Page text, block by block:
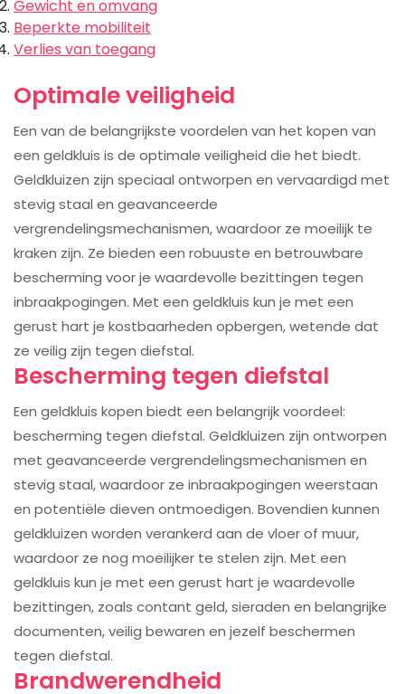
Gewicht en omvang
Beperkte mobiliteit
Verlies van toegang
Optimale veiligheid
Een van de belangrijkste voordelen van het kopen van
een geldkluis is de optimale veiligheid die het biedt.
Geldkluizen zijn speciaal ontworpen en vervaardigd met
stevig staal en geavanceerde
vergrendelingsmechanismen, waardoor ze moeilijk te
kraken zijn. Ze bieden een robuuste en betrouwbare
bescherming voor je waardevolle bezittingen tegen
inbraakpogingen. Met een geldkluis kun je met een
gerust hart je kostbaarheden opbergen, wetende dat
ze veilig zijn tegen diefstal.
Bescherming tegen diefstal
Een geldkluis kopen biedt een belangrijk voordeel:
bescherming tegen diefstal. Geldkluizen zijn ontworpen
met geavanceerde vergrendelingsmechanismen en
stevig staal, waardoor ze inbraakpogingen weerstaan
en potentiële dieven ontmoedigen. Bovendien kunnen
geldkluizen worden verankerd aan de vloer of muur,
waardoor ze nog moeilijker te stelen zijn. Met een
geldkluis kun je met een gerust hart je waardevolle
bezittingen, zoals contant geld, sieraden en belangrijke
documenten, veilig bewaren en jezelf beschermen
tegen diefstal.
Brandwerendheid